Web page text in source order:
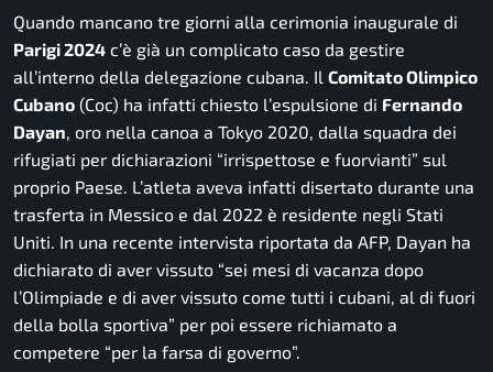
Quando mancano tre giorni alla cerimonia inaugurale di
Parigi 2024 c’è già un complicato caso da gestire
all’interno della delegazione cubana. Il Comitato Olimpico
Cubano (Coc) ha infatti chiesto l’espulsione di Fernando
Dayan, oro nella canoa a Tokyo 2020, dalla squadra dei
rifugiati per dichiarazioni “irrispettose e fuorvianti” sul
proprio Paese. L’atleta aveva infatti disertato durante una
trasferta in Messico e dal 2022 è residente negli Stati
Uniti. In una recente intervista riportata da AFP, Dayan ha
dichiarato di aver vissuto “sei mesi di vacanza dopo
l’Olimpiade e di aver vissuto come tutti i cubani, al di fuori
della bolla sportiva” per poi essere richiamato a
competere “per la farsa di governo”.